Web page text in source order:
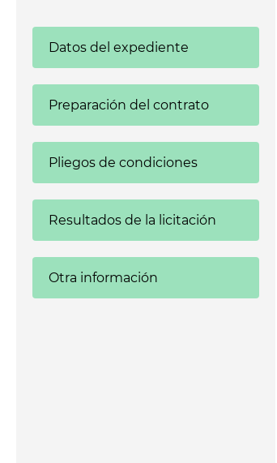
Datos del expediente
Preparación del contrato
Pliegos de condiciones
Resultados de la licitación
Otra información